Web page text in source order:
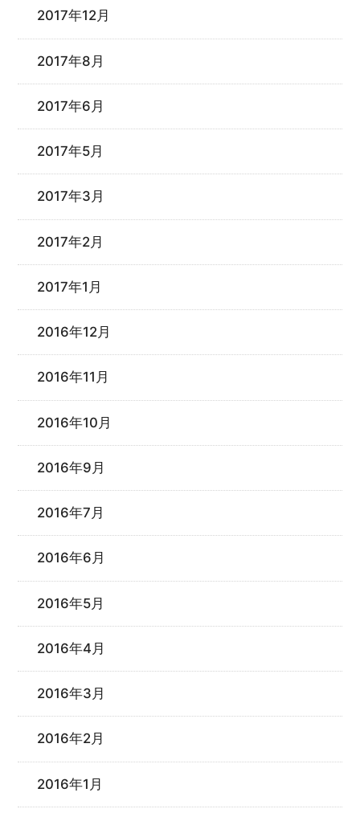
2017年12月
2017年8月
2017年6月
2017年5月
2017年3月
2017年2月
2017年1月
2016年12月
2016年11月
2016年10月
2016年9月
2016年7月
2016年6月
2016年5月
2016年4月
2016年3月
2016年2月
2016年1月